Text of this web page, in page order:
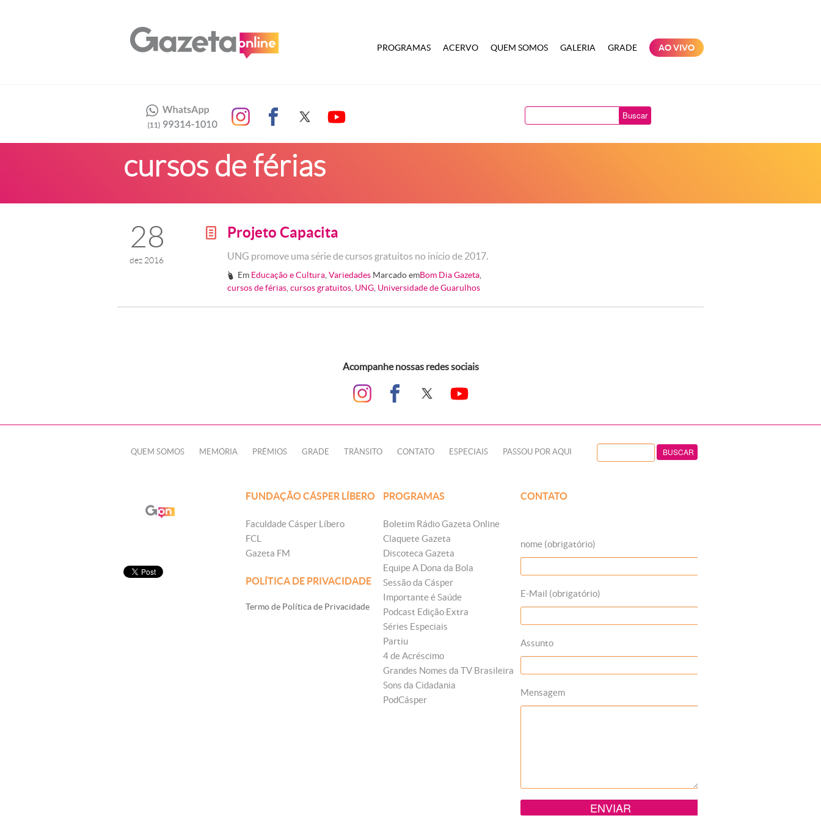
PROGRAMAS ACERVO QUEM SOMOS GALERIA GRADE AO VIVO
Buscar
cursos de férias
28
dez 2016
g Projeto Capacita
UNG promove uma série de cursos gratuitos no início de 2017.
# Em Educação e Cultura ,Variedades Marcado emBom Dia Gazeta
cursos de férias cursos gratuitos UNG Universidade de Guarulhos
Acompanhe nossas redes sociais
QUEM SOMOS MEMÓRIA PRÊMIOS GRADE TRÂNSITO CONTATO ESPECIAIS PASSOU POR AQUI
FUNDAÇÃO CÁSPER LÍBERO
Faculdade Cásper Líbero
FCL
Gazeta FM
POLÍTICA DE PRIVACIDADE
Termo de Política de Privacidade
PROGRAMAS
Boletim Rádio Gazeta Online
Claquete Gazeta
Discoteca Gazeta
Equipe A Dona da Bola
Sessão da Cásper
Importante é Saúde
Podcast Edição Extra
Séries Especiais
Partiu
4 de Acréscimo
Grandes Nomes da TV Brasileira
Sons da Cidadania
PodCásper
CONTATO
nome (obrigatório)
E-Mail (obrigatório)
Assunto
Mensagem